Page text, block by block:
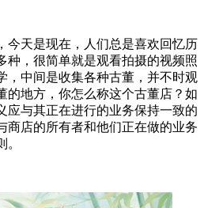
今天是现在，人们总是喜欢回忆历
种，很简单就是观看拍摄的视频照
，中间是收集各种古董，并不时观
的地方，你怎么称这个古董店？如
应与其正在进行的业务保持一致的
商店的所有者和他们正在做的业务